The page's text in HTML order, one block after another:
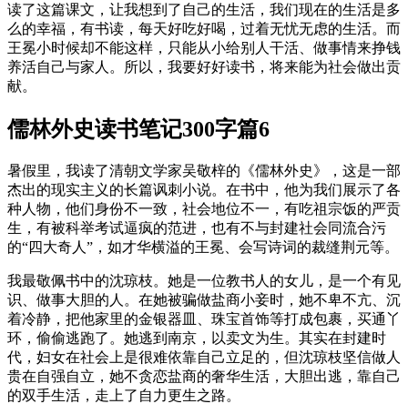
读了这篇课文，让我想到了自己的生活，我们现在的生活是多
么的幸福，有书读，每天好吃好喝，过着无忧无虑的生活。而
王冕小时候却不能这样，只能从小给别人干活、做事情来挣钱
养活自己与家人。所以，我要好好读书，将来能为社会做出贡
献。
儒林外史读书笔记300字篇6
暑假里，我读了清朝文学家吴敬梓的《儒林外史》，这是一部
杰出的现实主义的长篇讽刺小说。在书中，他为我们展示了各
种人物，他们身份不一致，社会地位不一，有吃祖宗饭的严贡
生，有被科举考试逼疯的范进，也有不与封建社会同流合污
的“四大奇人”，如才华横溢的王冕、会写诗词的裁缝荆元等。
我最敬佩书中的沈琼枝。她是一位教书人的女儿，是一个有见
识、做事大胆的人。在她被骗做盐商小妾时，她不卑不亢、沉
着冷静，把他家里的金银器皿、珠宝首饰等打成包裹，买通丫
环，偷偷逃跑了。她逃到南京，以卖文为生。其实在封建时
代，妇女在社会上是很难依靠自己立足的，但沈琼枝坚信做人
贵在自强自立，她不贪恋盐商的奢华生活，大胆出逃，靠自己
的双手生活，走上了自力更生之路。